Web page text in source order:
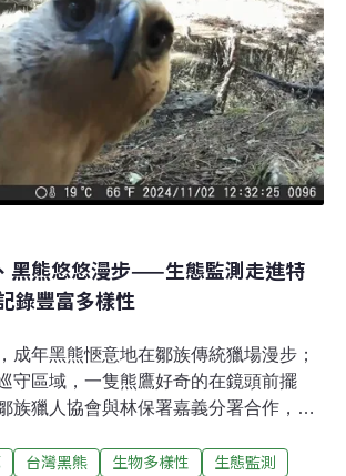
賭一把，開了一個多小時的車來到北部
裡等熊鷹。他曾有過連續五個月、幾乎
最終卻只拍到三次求偶畫面的艱辛經
伏擊」型的猛禽，不像同為森林性猛禽
長時間巡弋。梁皆得導演說：「牠的滯
四分之一。」極難在廣闊的天空中，捕
看見都很難，想研究牠們更是難上加難
到2800公尺的山區，喜歡有大樹
黑熊悠悠漫步——生態監測走進特
錄豐富多樣性
成年黑熊愜意地在鄒族傳統獵場漫步；
守區域，一隻熊鷹好奇的在鏡頭前擺
族獵人協會與林保署嘉義分署合作，在
作，增進對黑熊的認識，農業部林業及
台灣黑熊 生物多樣性
生態監測